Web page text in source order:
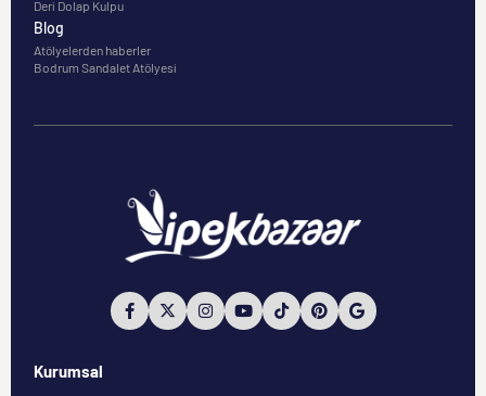
Deri Dolap Kulpu
Blog
Atölyelerden haberler
Bodrum Sandalet Atölyesi
Kurumsal